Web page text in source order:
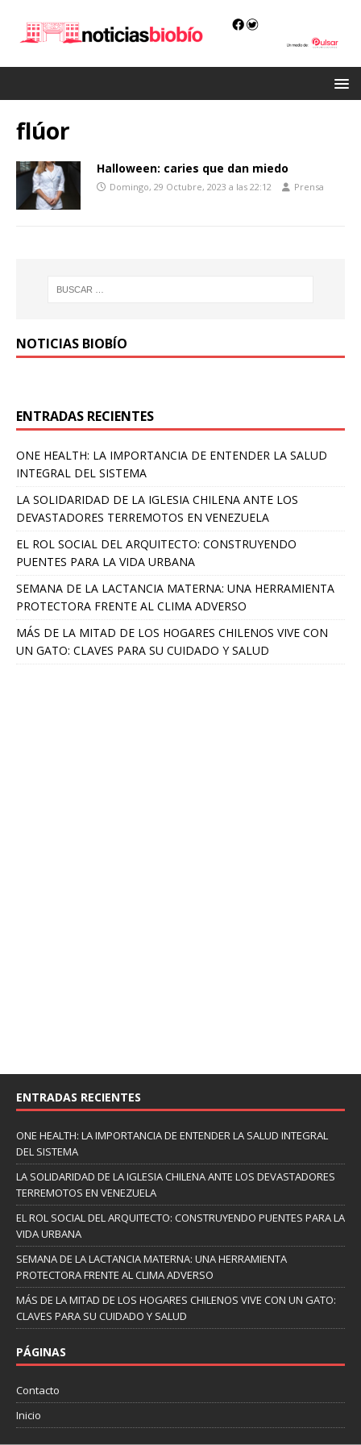
flúor
Halloween: caries que dan miedo
Domingo, 29 Octubre, 2023 a las 22:12 Prensa
NOTICIAS BIOBÍO
ENTRADAS RECIENTES
ONE HEALTH: LA IMPORTANCIA DE ENTENDER LA SALUD
INTEGRAL DEL SISTEMA
LA SOLIDARIDAD DE LA IGLESIA CHILENA ANTE LOS
DEVASTADORES TERREMOTOS EN VENEZUELA
EL ROL SOCIAL DEL ARQUITECTO: CONSTRUYENDO
PUENTES PARA LA VIDA URBANA
SEMANA DE LA LACTANCIA MATERNA: UNA HERRAMIENTA
PROTECTORA FRENTE AL CLIMA ADVERSO
MÁS DE LA MITAD DE LOS HOGARES CHILENOS VIVE CON
UN GATO: CLAVES PARA SU CUIDADO Y SALUD
ENTRADAS RECIENTES
ONE HEALTH: LA IMPORTANCIA DE ENTENDER LA SALUD INTEGRAL
DEL SISTEMA
LA SOLIDARIDAD DE LA IGLESIA CHILENA ANTE LOS DEVASTADORES
TERREMOTOS EN VENEZUELA
EL ROL SOCIAL DEL ARQUITECTO: CONSTRUYENDO PUENTES PARA LA
VIDA URBANA
SEMANA DE LA LACTANCIA MATERNA: UNA HERRAMIENTA
PROTECTORA FRENTE AL CLIMA ADVERSO
MÁS DE LA MITAD DE LOS HOGARES CHILENOS VIVE CON UN GATO:
CLAVES PARA SU CUIDADO Y SALUD
PÁGINAS
Contacto
Inicio